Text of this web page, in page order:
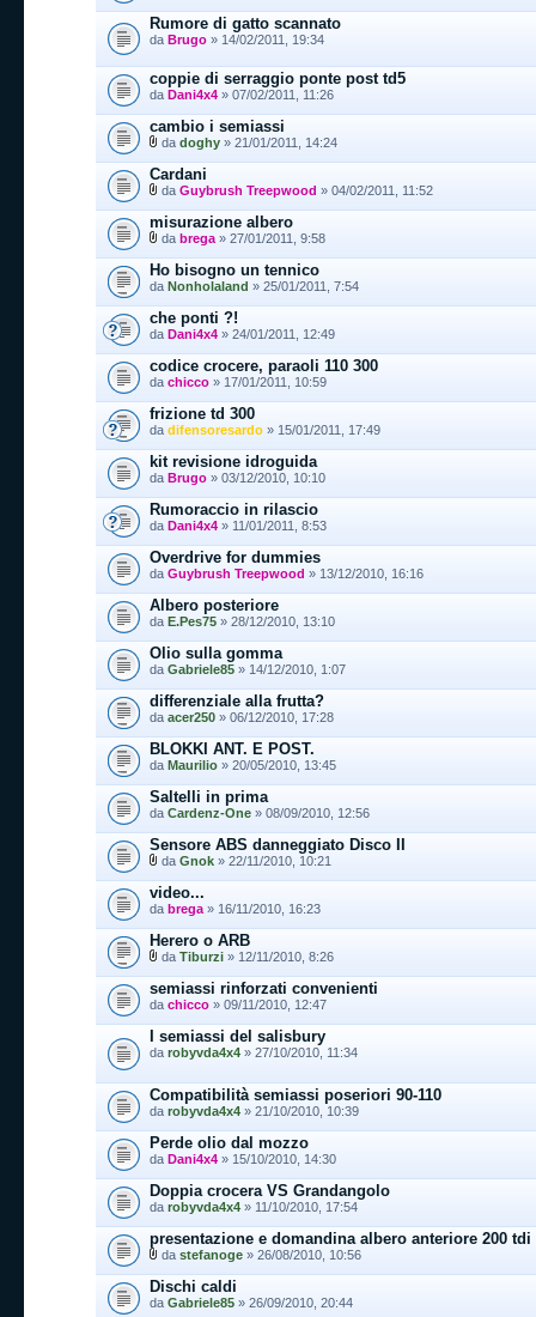
Rumore di gatto scannato
da Brugo » 14/02/2011, 19:34
coppie di serraggio ponte post td5
da Dani4x4 » 07/02/2011, 11:26
cambio i semiassi
da doghy » 21/01/2011, 14:24
Cardani
da Guybrush Treepwood » 04/02/2011, 11:52
misurazione albero
da brega » 27/01/2011, 9:58
Ho bisogno un tennico
da Nonholaland » 25/01/2011, 7:54
che ponti ?!
da Dani4x4 » 24/01/2011, 12:49
codice crocere, paraoli 110 300
da chicco » 17/01/2011, 10:59
frizione td 300
da difensoresardo » 15/01/2011, 17:49
kit revisione idroguida
da Brugo » 03/12/2010, 10:10
Rumoraccio in rilascio
da Dani4x4 » 11/01/2011, 8:53
Overdrive for dummies
da Guybrush Treepwood » 13/12/2010, 16:16
Albero posteriore
da E.Pes75 » 28/12/2010, 13:10
Olio sulla gomma
da Gabriele85 » 14/12/2010, 1:07
differenziale alla frutta?
da acer250 » 06/12/2010, 17:28
BLOKKI ANT. E POST.
da Maurilio » 20/05/2010, 13:45
Saltelli in prima
da Cardenz-One » 08/09/2010, 12:56
Sensore ABS danneggiato Disco II
da Gnok » 22/11/2010, 10:21
video...
da brega » 16/11/2010, 16:23
Herero o ARB
da Tiburzi » 12/11/2010, 8:26
semiassi rinforzati convenienti
da chicco » 09/11/2010, 12:47
I semiassi del salisbury
da robyvda4x4 » 27/10/2010, 11:34
Compatibilità semiassi poseriori 90-110
da robyvda4x4 » 21/10/2010, 10:39
Perde olio dal mozzo
da Dani4x4 » 15/10/2010, 14:30
Doppia crocera VS Grandangolo
da robyvda4x4 » 11/10/2010, 17:54
presentazione e domandina albero anteriore 200 tdi
da stefanoge » 26/08/2010, 10:56
Dischi caldi
da Gabriele85 » 26/09/2010, 20:44